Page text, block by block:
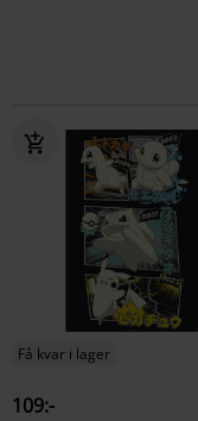
Få kvar i lager
109:-